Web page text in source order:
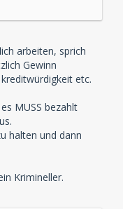
arbeiten, sprich
Gewinn
etc.
MUSS bezahlt
halten und dann
Krimineller.